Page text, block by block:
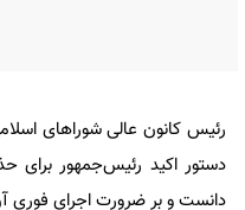
رئیس کانون عالی شوراهای
دستور اکید رئیس‌جمهور برای
دانست و بر ضرورت اجرای فوری